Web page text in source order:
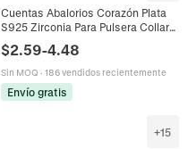
Cuentas Abalorios Corazón Plata
S925 Zirconia Para Pulsera Collar
DIY Moda Romántica Accesorios
Joyería Mujer
$2.59-4.48
Sin MOQ · 186 vendidos recientemente
Envío gratis
+15